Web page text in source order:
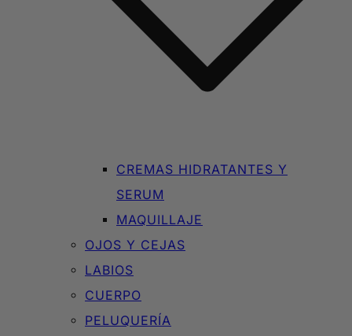
CREMAS HIDRATANTES Y
SERUM
MAQUILLAJE
OJOS Y CEJAS
LABIOS
CUERPO
PELUQUERÍA